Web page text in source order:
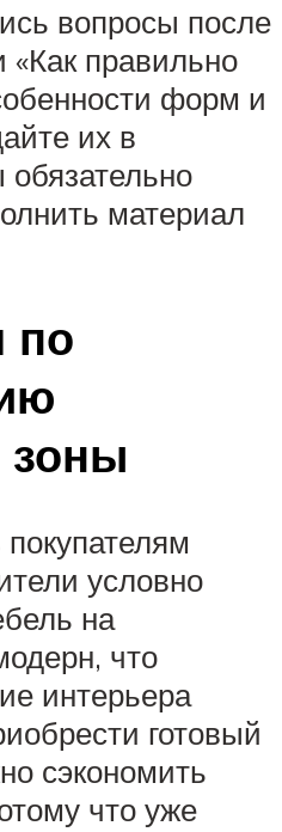
вопросы после
«Как правильно
форм и
их в
материал
по
зоны
условно
на
что
интерьера
готовый
сэкономить
что уже